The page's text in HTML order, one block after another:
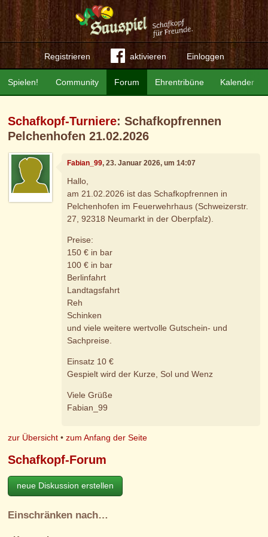
Registrieren aktivieren Einloggen
Community Forum Ehrentribüne Kalender
Spielen!
Schafkopf-Turniere: Schafkopfrennen
Pelchenhofen 21.02.2026
Fabian_99, 23. Januar 2026, um 14:07
Hallo,
am 21.02.2026 ist das Schafkopfrennen in
Pelchenhofen im Feuerwehrhaus (Schweizerstr.
27, 92318 Neumarkt in der Oberpfalz).
Preise:
150 € in bar
100 € in bar
Berlinfahrt
Landtagsfahrt
Reh
Schinken
und viele weitere wertvolle Gutschein- und
Sachpreise.
Einsatz 10 €
Gespielt wird der Kurze, Sol und Wenz
Viele Grüße
Fabian_99
zur Übersicht •zum Anfang der Seite
Schafkopf-Forum
neue Diskussion erstellen
Einschränken nach…